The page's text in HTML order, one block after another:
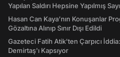
Yapılan Saldırı Hepsine Yapılmış
Hasan Can Kaya’nın Konuşanlar
Gözaltına Alınıp Sınır Dışı Edildi
Gazeteci Fatih Atik'ten Çarpıcı
Demirtaş'ı Kapsıyor